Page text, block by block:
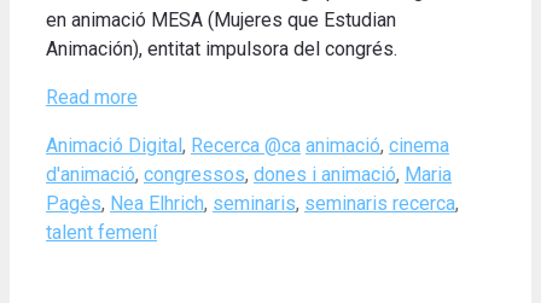
en animació MESA (Mujeres que Estudian
Animación), entitat impulsora del congrés.
Read more
Categories
Animació Digital, Recerca @ca Tags
animació, cinema
d'animació, congressos, dones i animació, Maria
Pagès, Nea Elhrich, seminaris, seminaris recerca,
talent femení